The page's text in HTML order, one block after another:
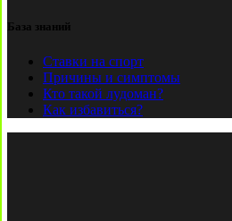
База знаний
Ставки на спорт
Причины и симптомы
Кто такой лудоман?
Как избавиться?